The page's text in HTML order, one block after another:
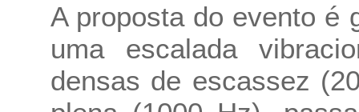
A proposta do evento é
uma escalada
densas de escassez